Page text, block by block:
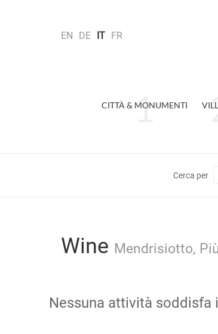
EN DE IT FR
CITTÀ & MONUMENTI
Cerca per
Wine Mendrisiotto,
Nessuna attività